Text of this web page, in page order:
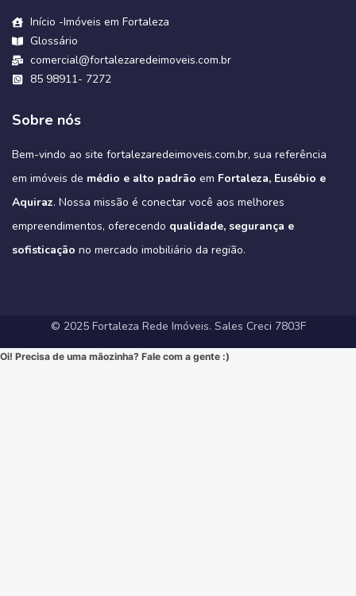
Início -Imóveis em Fortaleza
Glossário
comercial@fortalezaredeimoveis.com.br
85 98911- 7272
Sobre nós
Bem-vindo ao site fortalezaredeimoveis.com.br, sua referência
em imóveis de médio e alto padrão em Fortaleza, Eusébio e
Aquiraz. Nossa missão é conectar você aos melhores
empreendimentos, oferecendo qualidade, segurança e
sofisticação no mercado imobiliário da região.
© 2025 Fortaleza Rede Imóveis. Sales Creci 7803F
Oi! Precisa de uma mãozinha? Fale com a gente :)